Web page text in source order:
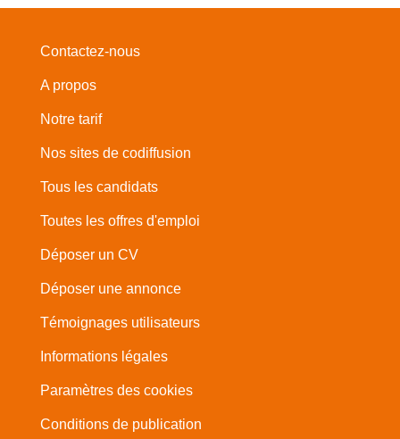
Contactez-nous
A propos
Notre tarif
Nos sites de codiffusion
Tous les candidats
Toutes les offres d'emploi
Déposer un CV
Déposer une annonce
Témoignages utilisateurs
Informations légales
Paramètres des cookies
Conditions de publication